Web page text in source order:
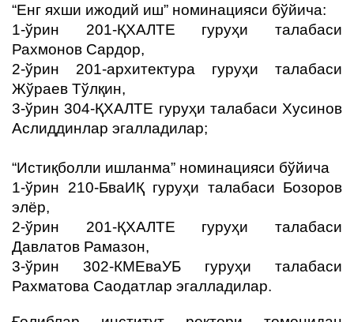
“Енг яхши ижодий иш” номинацияси бўйича:
1-ўрин 201-ҚХАЛТЕ гуруҳи талабаси
Рахмонов Сардор,
2-ўрин 201-архитектура гуруҳи талабаси
Жўраев Тўлқин,
3-ўрин 304-ҚХАЛТЕ гуруҳи талабаси Хусинов
Аслиддинлар эгалладилар;
“Истиқболли ишланма” номинацияси бўйича
1-ўрин 210-БваИҚ гуруҳи талабаси Бозоров
элёр,
2-ўрин 201-ҚХАЛТЕ гуруҳи талабаси
Давлатов Рамазон,
3-ўрин 302-КМЕваУБ гуруҳи талабаси
Рахматова Саодатлар эгалладилар.